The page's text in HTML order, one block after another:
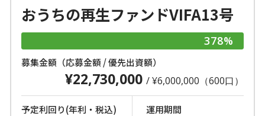
おうちの再生ファンドVIFA13号
378%
募集金額（応募金額 / 優先出資額）
¥22,730,000 / ¥6,000,000（600口）
予定利回り(年利・税込) 運用期間